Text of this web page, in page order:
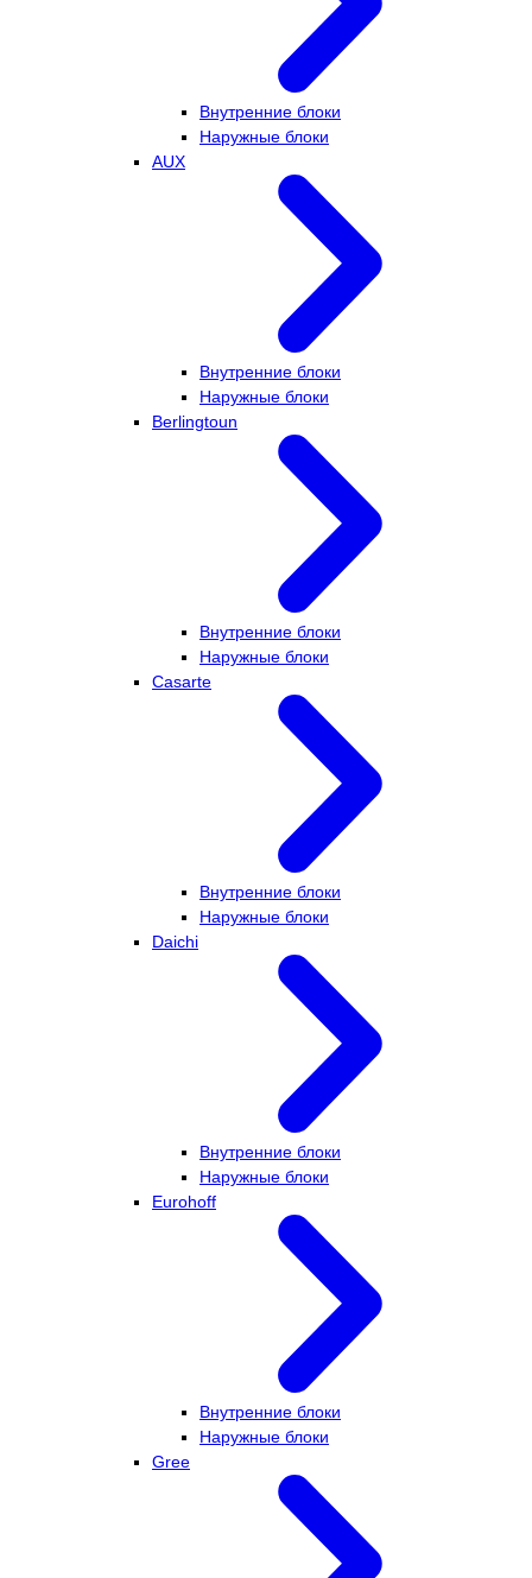
Внутренние блоки
Наружные блоки
AUX
Внутренние блоки
Наружные блоки
Berlingtoun
Внутренние блоки
Наружные блоки
Casarte
Внутренние блоки
Наружные блоки
Daichi
Внутренние блоки
Наружные блоки
Eurohoff
Внутренние блоки
Наружные блоки
Gree